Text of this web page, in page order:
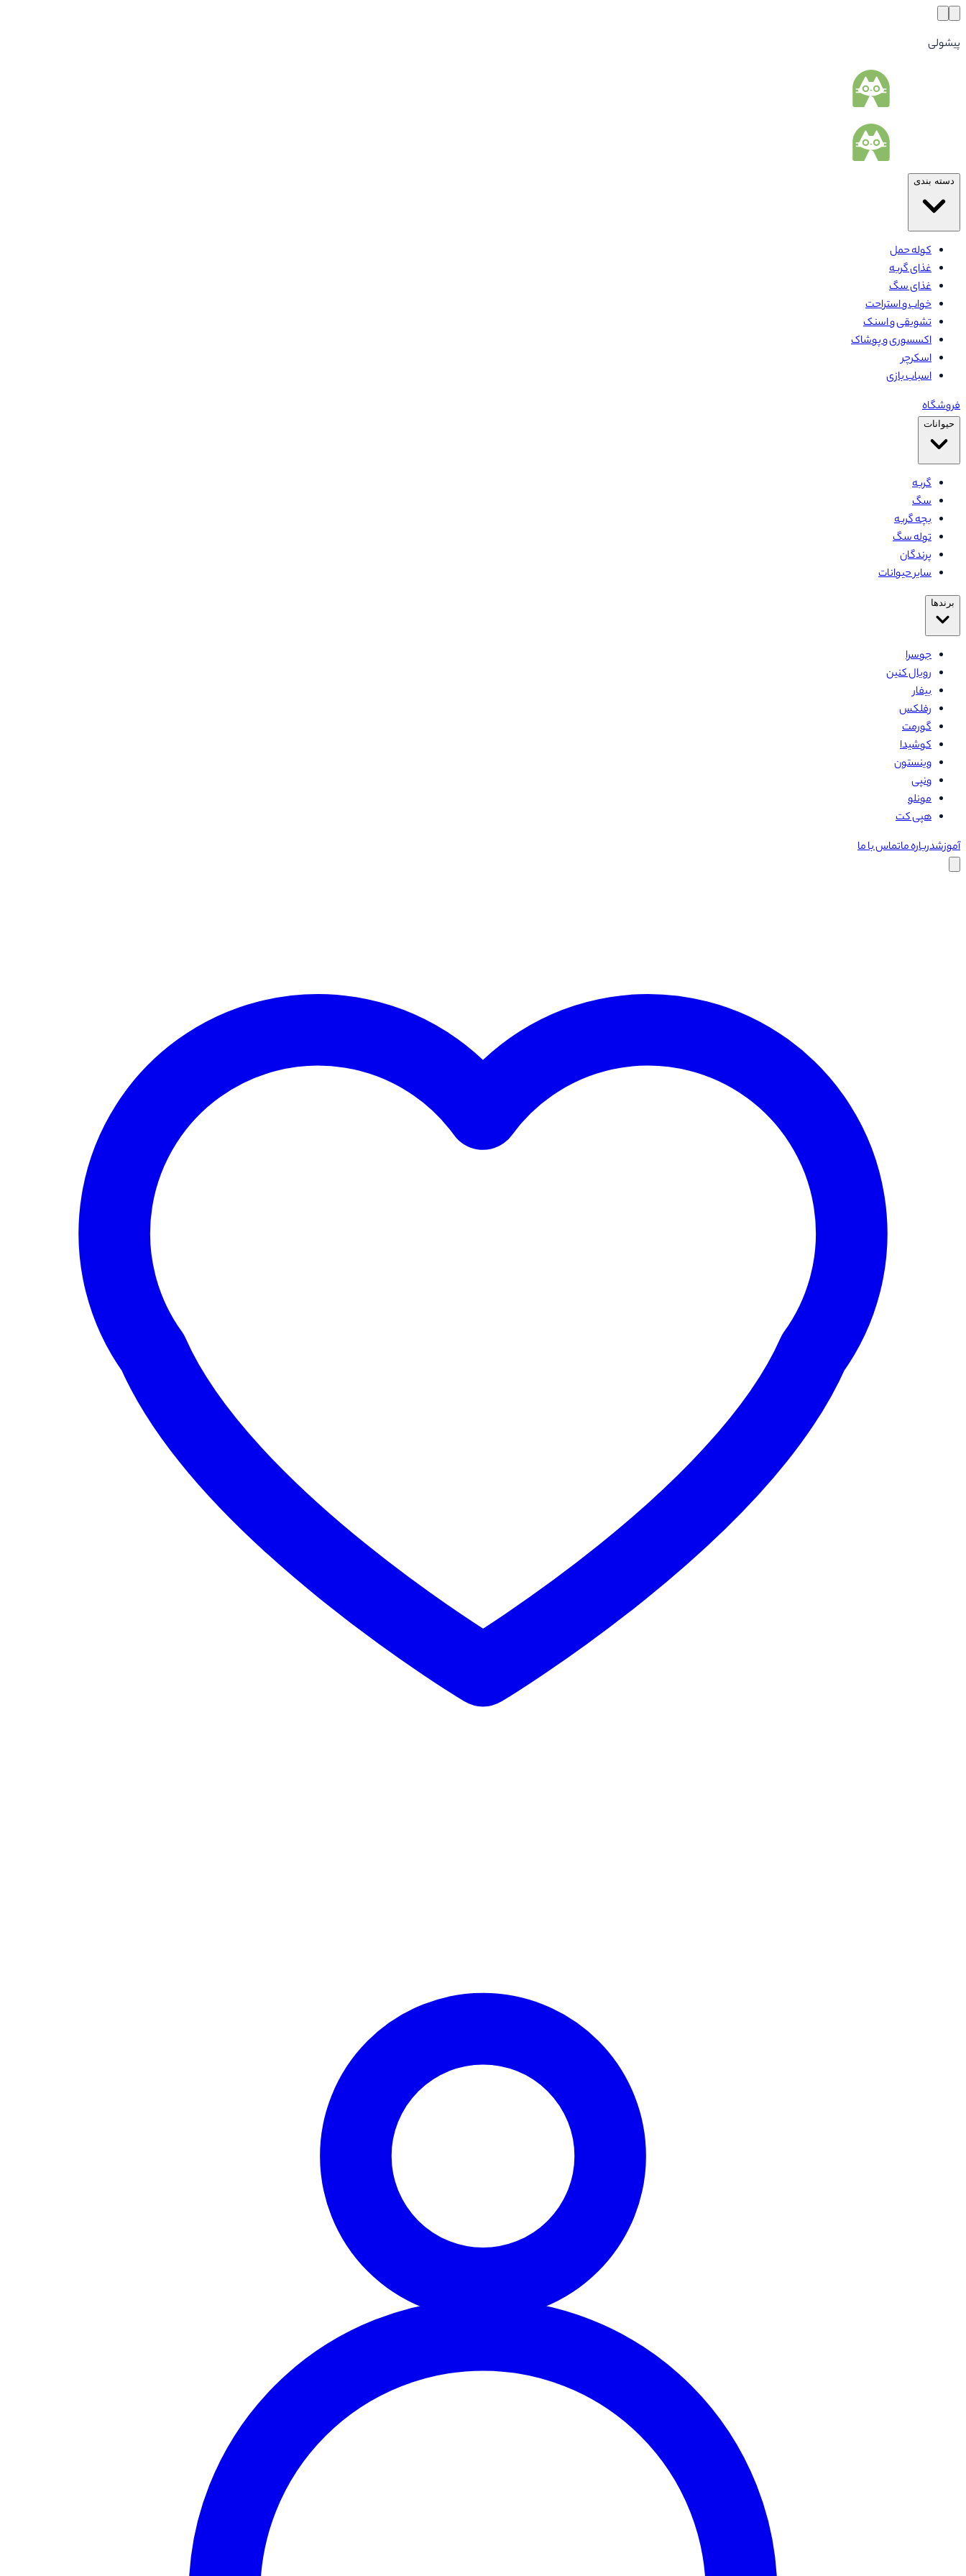
پیشولی
دسته بندی
کوله حمل
غذای گربه
غذای سگ
خواب و استراحت
تشویقی و اسنک
اکسسوری و پوشاک
اسکرچر
اسباب بازی
فروشگاه
حیوانات
گربه
سگ
بچه گربه
توله سگ
پرندگان
سایر حیوانات
برندها
جوسرا
رویال کنین
بیفار
رفلکس
گورمت
کوشیدا
وینستون
ونپی
مونلو
هپی کت
آموزشدرباره ماتماس با ما